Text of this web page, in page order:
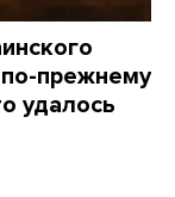
прежнему
удалось